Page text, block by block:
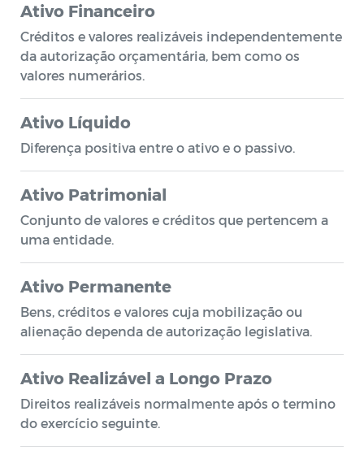
Ativo Financeiro
Créditos e valores realizáveis independentemente
da autorização orçamentária, bem como os
valores numerários.
Ativo Líquido
Diferença positiva entre o ativo e o passivo.
Ativo Patrimonial
Conjunto de valores e créditos que pertencem a
uma entidade.
Ativo Permanente
Bens, créditos e valores cuja mobilização ou
alienação dependa de autorização legislativa.
Ativo Realizável a Longo Prazo
Direitos realizáveis normalmente após o termino
do exercício seguinte.